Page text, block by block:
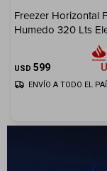
Freezer Horizontal
Humedo 320 Lts
USD 599
ENVÍO A TODO EL